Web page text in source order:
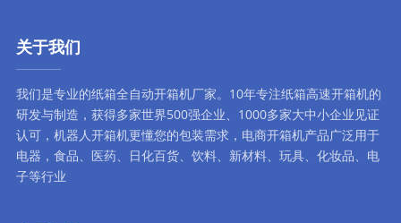
关于我们
我们是专业的纸箱全自动开箱机厂家。10年专注纸箱高速开箱机的
研发与制造，获得多家世界500强企业、1000多家大中小企业见证
认可， 机器人开箱机更懂您的包装需求， 电商开箱机产品广泛用于
电器，食品、医药、日化百货、饮料、新材料、玩具、化妆品、电
子等行业